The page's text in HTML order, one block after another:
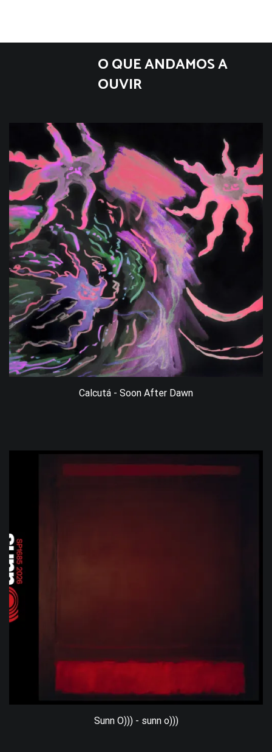
O QUE ANDAMOS A
OUVIR
Calcutá - Soon After Dawn
Sunn O))) - sunn o)))